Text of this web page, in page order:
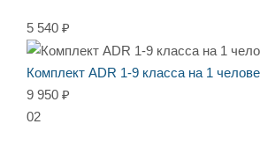
5 540 ₽
Комплект ADR 1-9 класса на 1
9 950 ₽
02